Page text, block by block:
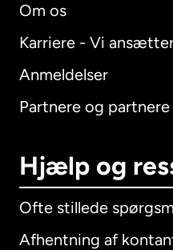
Om os
Karriere - Vi
Anmeldelser
Partnere og partnere
Hjælp og
Ofte stillede
Afhentning af